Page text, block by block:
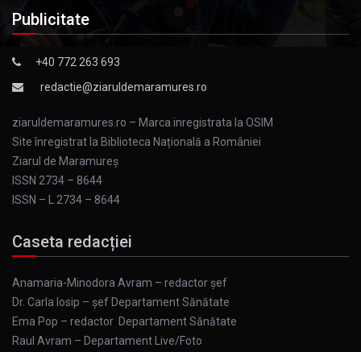
Publicitate
+40 772 263 693
redactie@ziaruldemaramures.ro
ziaruldemaramures.ro – Marca inregistrata la OSIM
Site înregistrat la Biblioteca Națională a României
Ziarul de Maramureş
ISSN 2734 – 8644
ISSN – L 2734 – 8644
Caseta redacției
Anamaria-Minodora Avram – redactor șef
Dr. Carla Iosip – șef Departament Sănătate
Ema Pop – redactor Departament Sănătate
Raul Avram – Departament Live/Foto